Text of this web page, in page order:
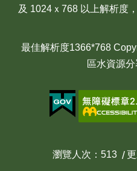
及 1024ｘ768 以上解析度
最佳解析度1366*768
區水資源
瀏覽人次 513